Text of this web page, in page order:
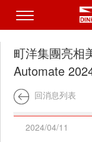
町洋集團亮相
Automate
回消息列表
2024/04/11